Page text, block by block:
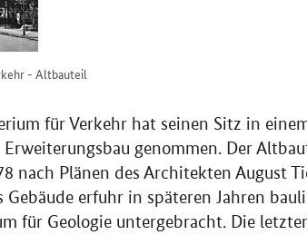
- Altbauteil
für Verkehr hat seinen Sitz in
genommen. Der
nach Plänen des Architekten August
Gebäude erfuhr in späteren Jahren
für Geologie untergebracht. Die